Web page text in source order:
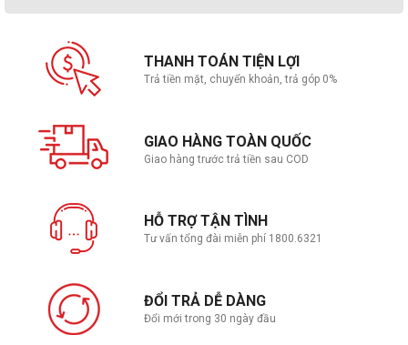
THANH TOÁN TIỆN LỢI
Trả tiền mặt, chuyển khoản, trả góp 0%
GIAO HÀNG TOÀN QUỐC
Giao hàng trước trả tiền sau COD
HỖ TRỢ TẬN TÌNH
Tư vấn tổng đài miễn phí 1800.6321
ĐỔI TRẢ DỄ DÀNG
Đổi mới trong 30 ngày đầu